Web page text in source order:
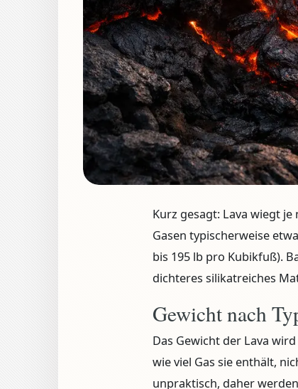
Kurz gesagt: Lava wiegt je
Gasen typischerweise
bis 195 lb pro Kubikfuß).
dichteres silikatreiches
Gewicht nach
Das Gewicht der Lava
wie viel Gas sie enthält,
unpraktisch, daher